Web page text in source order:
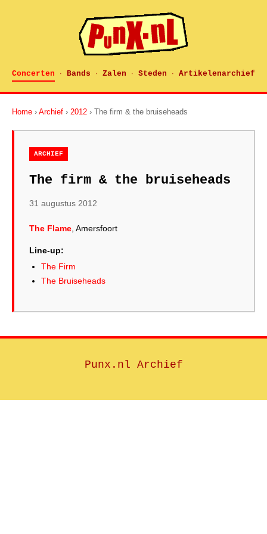
Concerten · Bands · Zalen · Steden · Artikelenarchief
Home › Archief › 2012 › The firm & the bruiseheads
ARCHIEF
The firm & the bruiseheads
31 augustus 2012
The Flame , Amersfoort
Line-up:
The Firm
The Bruiseheads
Punx.nl Archief